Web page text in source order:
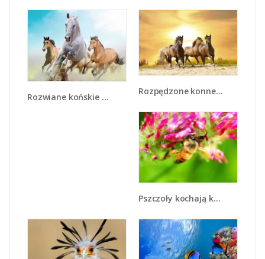
Rozwiane końskie grzywy - Z248 Rozpędzone konne stado - Z030
Pszczoły kochają kwiaty - Z065